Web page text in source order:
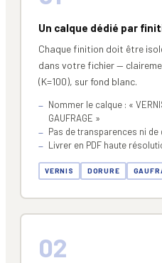
Un calque dédié par
Chaque finition doit être
dans votre fichier —
(K=100), sur fond blanc.
Nommer le calque : «
GAUFRAGE »
Pas de transparences ni
Livrer en PDF haute
VERNIS DORURE
02